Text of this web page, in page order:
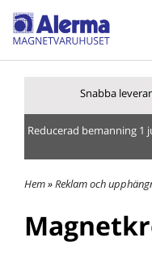
Snabba
Reducerad bemanning 1
Hem»Reklam och